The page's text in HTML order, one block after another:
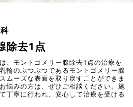
除去1点
、モントゴメリー腺除去1点の治療を
輪のぶつぶつであるモントゴメリー腺
ムーズな表面を取り戻すことができま
悩みの方は、ぜひご相談ください。施
丁寧に行われ、安心して治療を受ける